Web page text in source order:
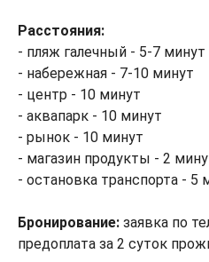
Расстояния:
- пляж галечный - 5-7 минут
- набережная - 7-10 минут
- центр - 10 минут
- аквапарк - 10 минут
- рынок - 10 минут
- магазин продукты - 2
- остановка транспорта - 5
Бронирование: заявка по
предоплата за 2 суток